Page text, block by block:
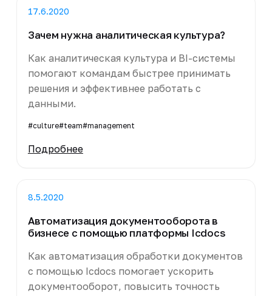
17.6.2020
Зачем нужна аналитическая культура?
Как аналитическая культура и BI-системы
помогают командам быстрее принимать
решения и эффективнее работать с
данными.
#culture#team#management
Подробнее
8.5.2020
Автоматизация документооборота в
бизнесе с помощью платформы Icdocs
Как автоматизация обработки документов
с помощью Icdocs помогает ускорить
документооборот, повысить точность